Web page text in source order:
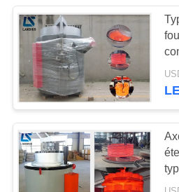
NOUVELLES
DEMANDEZ
UNE
CITATION
PLAN
Machine de
chauffage
induction